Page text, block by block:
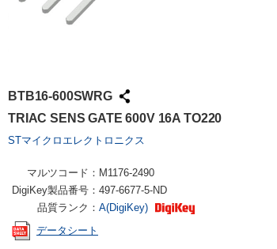
BTB16-600SWRG
TRIAC SENS GATE 600V 16A TO220
STマイクロエレクトロニクス
マルツコード： M1176-2490
DigiKey製品番号： 497-6677-5-ND
品質ランク： A(DigiKey)
データシート